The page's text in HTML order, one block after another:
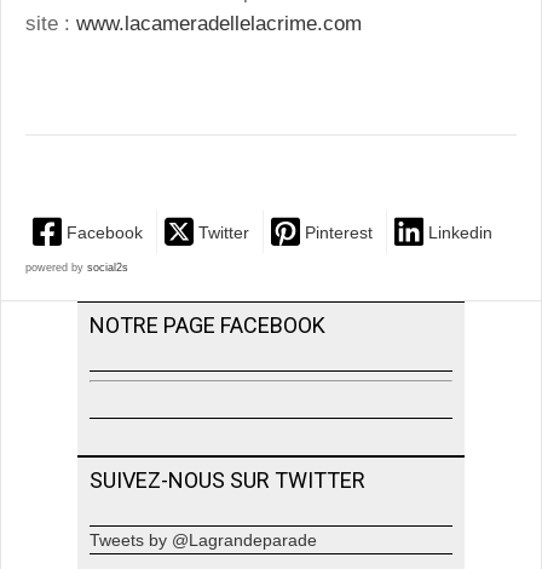
site : www.lacameradellelacrime.com
Facebook Twitter Pinterest Linkedin
powered by social2s
NOTRE PAGE FACEBOOK
SUIVEZ-NOUS SUR TWITTER
Tweets by @Lagrandeparade